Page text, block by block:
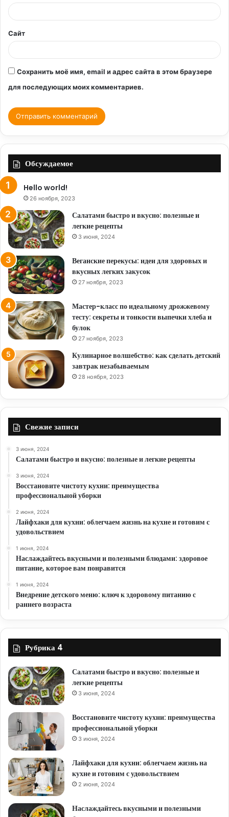
й
*
Сайт
Сохранить моё имя, email и адрес сайта в этом браузере
для последующих моих комментариев.
Обсуждаемое
Hello world!
26 ноября, 2023
Салатами быстро и вкусно: полезные и
легкие рецепты
3 июня, 2024
Веганские перекусы: идеи для здоровых и
вкусных легких закусок
27 ноября, 2023
Мастер-класс по идеальному дрожжевому
тесту: секреты и тонкости выпечки хлеба и
булок
27 ноября, 2023
Кулинарное волшебство: как сделать детский
завтрак незабываемым
28 ноября, 2023
Свежие записи
3 июня, 2024
Салатами быстро и вкусно: полезные и легкие рецепты
3 июня, 2024
Восстановите чистоту кухни: преимущества
профессиональной уборки
2 июня, 2024
Лайфхаки для кухни: облегчаем жизнь на кухне и готовим с
удовольствием
1 июня, 2024
Наслаждайтесь вкусными и полезными блюдами: здоровое
питание, которое вам понравится
1 июня, 2024
Внедрение детского меню: ключ к здоровому питанию с
раннего возраста
Рубрика 4
Салатами быстро и вкусно: полезные и
легкие рецепты
3 июня, 2024
Восстановите чистоту кухни: преимущества
профессиональной уборки
3 июня, 2024
Лайфхаки для кухни: облегчаем жизнь на
кухне и готовим с удовольствием
2 июня, 2024
Наслаждайтесь вкусными и полезными